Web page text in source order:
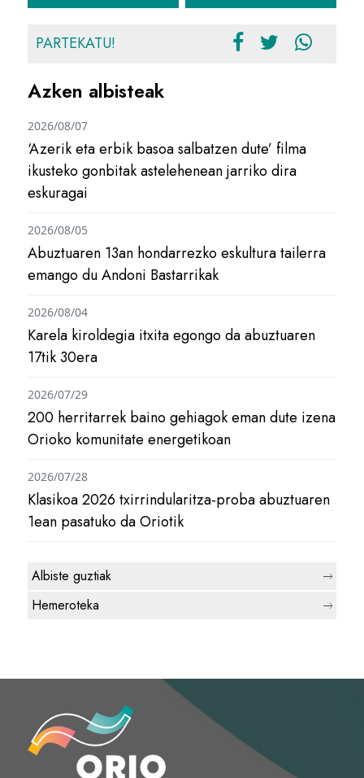
PARTEKATU!
Azken albisteak
‘Azerik eta erbik basoa salbatzen dute’ filma
ikusteko gonbitak astelehenean jarriko dira
eskuragai
2026/08/07
Abuztuaren 13an hondarrezko eskultura tailerra
emango du Andoni Bastarrikak
2026/08/05
Karela kiroldegia itxita egongo da abuztuaren
17tik 30era
2026/08/04
200 herritarrek baino gehiagok eman dute izena
Orioko komunitate energetikoan
2026/07/29
Klasikoa 2026 txirrindularitza-proba abuztuaren
1ean pasatuko da Oriotik
2026/07/28
Albiste guztiak
Hemeroteka